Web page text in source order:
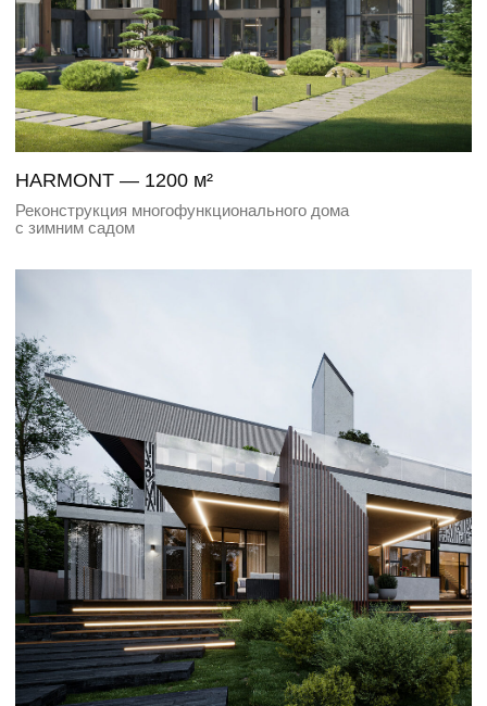
Дома Интерьеры Коммерческие
ANGULAR — 1200 м²
CLARWOOD — 500 м²
Функциональный семейный дом
с акцентом на минимализм